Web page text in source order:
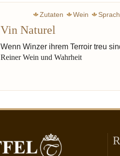
Zutaten Wein
Vin Naturel
Wenn Winzer ihrem Terroir treu
Reiner Wein und Wahrheit